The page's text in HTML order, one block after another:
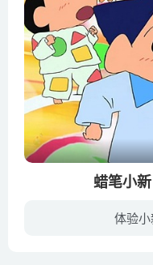
蜡笔小
体验